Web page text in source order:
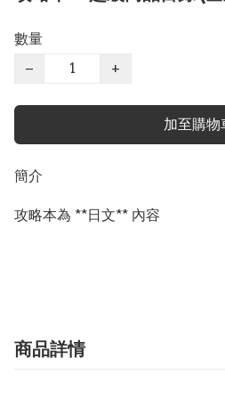
數量
−
+
加至購物
簡介
攻略本為 **日文** 內容
商品詳情